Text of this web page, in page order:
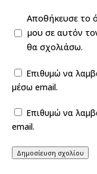
Αποθήκευσε το
μου σε αυτόν
θα σχολιάσω.
Επιθυμώ να
μέσω email.
Επιθυμώ να
email.